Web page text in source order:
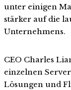
unter einigen
stärker auf die
Unternehmens.
CEO Charles
einzelnen
Lösungen und